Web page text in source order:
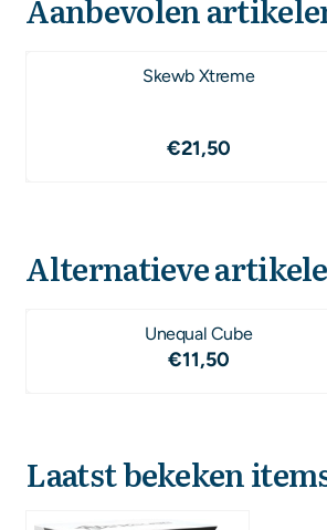
Aanbevolen
Skewb Xtreme
Prijs: 21,50
€21,50
Alternatieve
Unequal Cube
Prijs: 11,50
€11,50
Laatst bekeken